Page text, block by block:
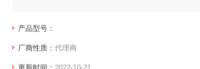
产品型号：
厂商性质： 代理商
更新时间： 2022-10-21